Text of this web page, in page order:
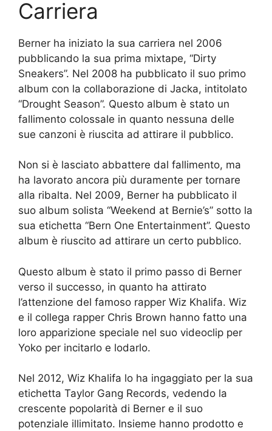
Carriera
Berner ha iniziato la sua carriera nel 2006
pubblicando la sua prima mixtape, “Dirty
Sneakers”. Nel 2008 ha pubblicato il suo primo
album con la collaborazione di Jacka, intitolato
“Drought Season”. Questo album è stato un
fallimento colossale in quanto nessuna delle
sue canzoni è riuscita ad attirare il pubblico.
Non si è lasciato abbattere dal fallimento, ma
ha lavorato ancora più duramente per tornare
alla ribalta. Nel 2009, Berner ha pubblicato il
suo album solista “Weekend at Bernie’s” sotto la
sua etichetta “Bern One Entertainment”. Questo
album è riuscito ad attirare un certo pubblico.
Questo album è stato il primo passo di Berner
verso il successo, in quanto ha attirato
l’attenzione del famoso rapper Wiz Khalifa. Wiz
e il collega rapper Chris Brown hanno fatto una
loro apparizione speciale nel suo videoclip per
Yoko per incitarlo e lodarlo.
Nel 2012, Wiz Khalifa lo ha ingaggiato per la sua
etichetta Taylor Gang Records, vedendo la
crescente popolarità di Berner e il suo
potenziale illimitato. Insieme hanno prodotto e